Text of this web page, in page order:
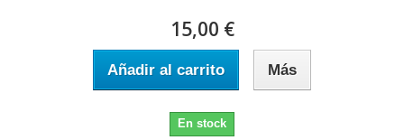
15,00 €
Añadir al carrito Más
En stock